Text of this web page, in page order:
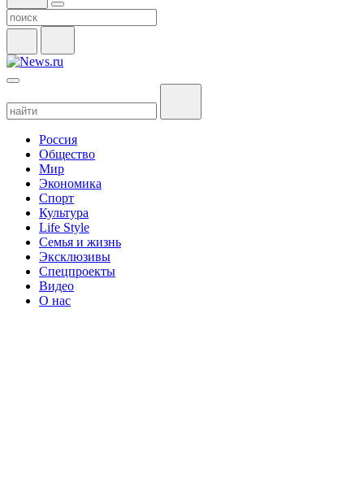
Россия
Общество
Мир
Экономика
Спорт
Культура
Life Style
Семья и жизнь
Эксклюзивы
Спецпроекты
Видео
О нас